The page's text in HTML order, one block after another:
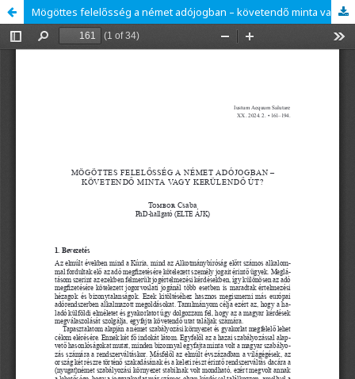
Mögöttes felelősség a német adójogban – követendő minta vagy kerülendő út?